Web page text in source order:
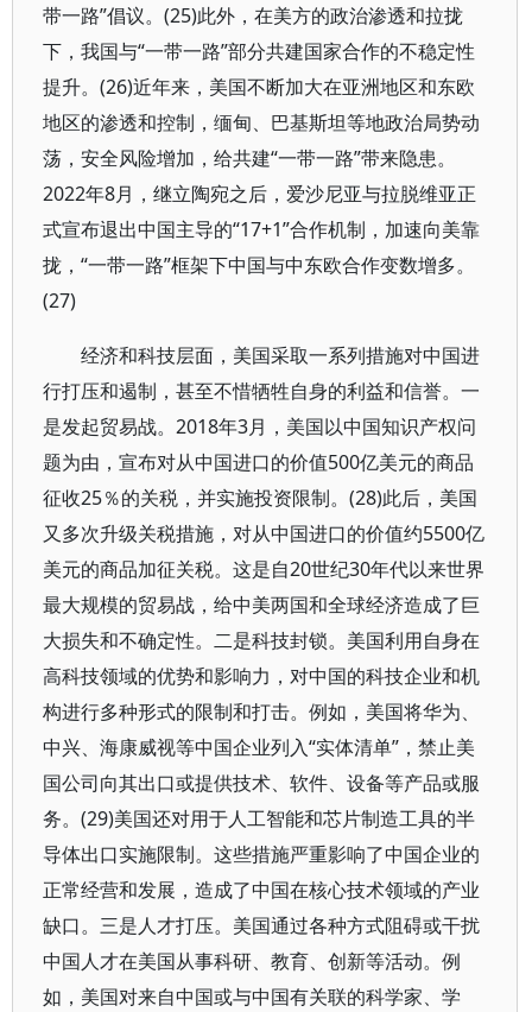
带一路”倡议。(25)此外，在美方的政治渗透和拉拢
下，我国与“一带一路”部分共建国家合作的不稳定性
提升。(26)近年来，美国不断加大在亚洲地区和东欧
地区的渗透和控制，缅甸、巴基斯坦等地政治局势动
荡，安全风险增加，给共建“一带一路”带来隐患。
2022年8月，继立陶宛之后，爱沙尼亚与拉脱维亚正
式宣布退出中国主导的“17+1”合作机制，加速向美靠
拢，“一带一路”框架下中国与中东欧合作变数增多。
(27)
经济和科技层面，美国采取一系列措施对中国进
行打压和遏制，甚至不惜牺牲自身的利益和信誉。一
是发起贸易战。2018年3月，美国以中国知识产权问
题为由，宣布对从中国进口的价值500亿美元的商品
征收25％的关税，并实施投资限制。(28)此后，美国
又多次升级关税措施，对从中国进口的价值约5500亿
美元的商品加征关税。这是自20世纪30年代以来世界
最大规模的贸易战，给中美两国和全球经济造成了巨
大损失和不确定性。二是科技封锁。美国利用自身在
高科技领域的优势和影响力，对中国的科技企业和机
构进行多种形式的限制和打击。例如，美国将华为、
中兴、海康威视等中国企业列入“实体清单”，禁止美
国公司向其出口或提供技术、软件、设备等产品或服
务。(29)美国还对用于人工智能和芯片制造工具的半
导体出口实施限制。这些措施严重影响了中国企业的
正常经营和发展，造成了中国在核心技术领域的产业
缺口。三是人才打压。美国通过各种方式阻碍或干扰
中国人才在美国从事科研、教育、创新等活动。例
如，美国对来自中国或与中国有关联的科学家、学